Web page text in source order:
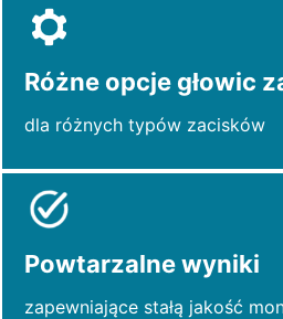
Różne opcje głowic
dla różnych typów zacisków
Powtarzalne wyniki
zapewniające stałą jakość